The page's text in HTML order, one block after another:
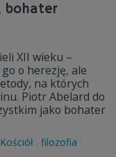
bohater
XII wieku –
o herezję, ale
na których
Piotr Abelard do
jako bohater
Kościół filozofia